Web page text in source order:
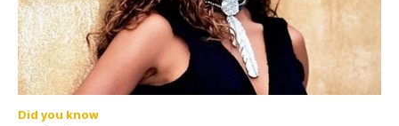
Did you know